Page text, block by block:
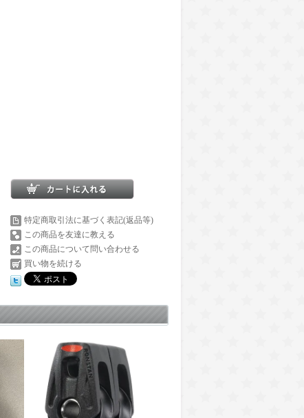
特定商取引法に基づく表記(返品等)
この商品を友達に教える
この商品について問い合わせる
買い物を続ける